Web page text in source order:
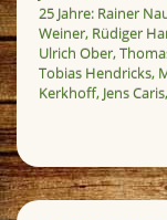
25 Jahre: Rainer
Weiner, Rüdiger
Ulrich Ober,
Tobias Hendricks,
Kerkhoff, Jens